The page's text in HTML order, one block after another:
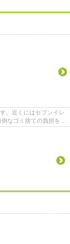
。近くにはセブンイレ
なゴミ捨ての負担を軽